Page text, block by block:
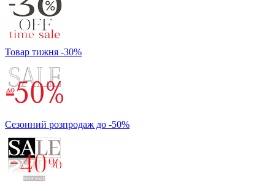
Товар тижня -30%
Сезонний розпродаж до -50%